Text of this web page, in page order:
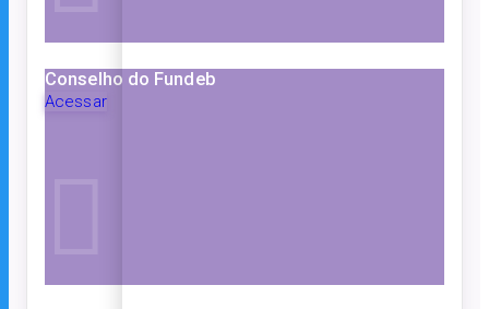
Conselho do Fundeb
Acessar